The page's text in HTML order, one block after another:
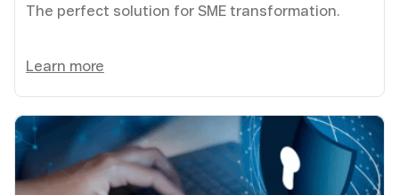
The perfect solution for SME transformation.
Learn more